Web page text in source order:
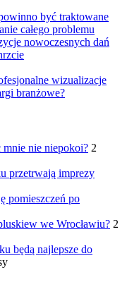
być traktowane
całego problemu
nowoczesnych dań
wizualizacje
branżowe?
nie niepokoi? 2
przetrwają imprezy
pomieszczeń po
we Wrocławiu? 2
będą najlepsze do